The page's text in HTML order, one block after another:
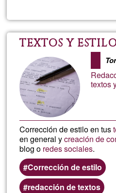
TEXTOS Y
textos
Corrección de estilo en tus
en general ycreación de
blog o redes sociales.
Corrección de estilo
redacción de textos